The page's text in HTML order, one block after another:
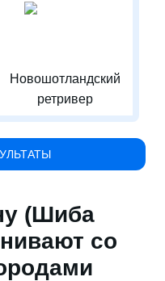
Новошотландский
ретривер
(Шиба
со